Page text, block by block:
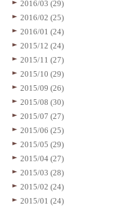
2016/03 (29)
2016/02 (25)
2016/01 (24)
2015/12 (24)
2015/11 (27)
2015/10 (29)
2015/09 (26)
2015/08 (30)
2015/07 (27)
2015/06 (25)
2015/05 (29)
2015/04 (27)
2015/03 (28)
2015/02 (24)
2015/01 (24)